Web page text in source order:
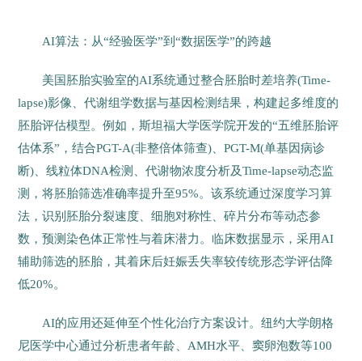
AI算法：从“经验医学”到“数据医学”的跨越
美国胚胎实验室的AI系统通过整合胚胎时差培养(Time-
lapse)影像、代谢组学数据与基因检测结果，构建起多维度的
胚胎评估模型。例如，斯坦福大学医学院开发的“五维胚胎评
估体系”，结合PGT-A(非整倍体筛查)、PGT-M(单基因病诊
断)、线粒体DNA检测、代谢物浓度分析及Time-lapse动态监
测，将胚胎筛选准确率提升至95%。该系统通过深度学习算
法，识别胚胎分裂速度、细胞对称性、碎片分布等动态参
数，预测染色体正常性与着床潜力。临床数据显示，采用AI
辅助筛选的胚胎，其着床后妊娠丢失率较传统形态学评估降
低20%。
AI的应用还延伸至个性化治疗方案设计。纽约大学朗格
尼医学中心通过分析患者年龄、AMH水平、窦卵泡数等100